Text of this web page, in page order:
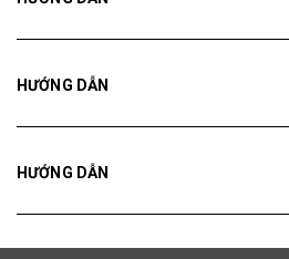
Bản quyền thuộc về